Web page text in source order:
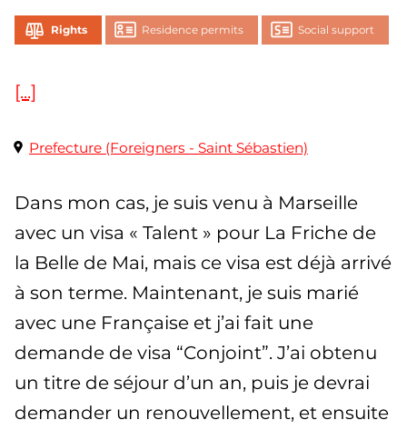
Rights Residence permits Social support
[...]
Prefecture (Foreigners - Saint Sébastien)
Dans mon cas, je suis venu à Marseille
avec un visa « Talent » pour La Friche de
la Belle de Mai, mais ce visa est déjà arrivé
à son terme. Maintenant, je suis marié
avec une Française et j’ai fait une
demande de visa “Conjoint”. J’ai obtenu
un titre de séjour d’un an, puis je devrai
demander un renouvellement, et ensuite